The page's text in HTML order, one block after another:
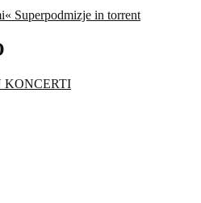
Superpodmizje in torrent
KONCERTI